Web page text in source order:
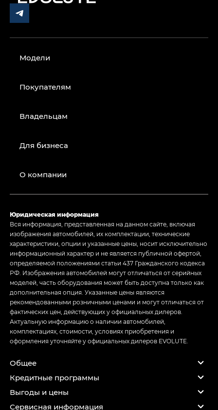
Модели
Покупателям
Владельцам
Для бизнеса
О компании
Юридическая информация
Вся информация, представленная на данном сайте, включая
изображения автомобилей, их комплектации, технические
характеристики, опции и указанные цены, носит исключительно
информационный характер и не является публичной офертой,
определяемой положениями статьи 437 Гражданского кодекса
РФ. Изображения автомобилей могут отличаться от серийных
моделей, часть оборудования может быть доступна только как
дополнительная опция. Указанные цены являются
рекомендованными розничными ценами и могут отличаться от
фактических цен, действующих у официальных дилеров.
Актуальную информацию о наличии автомобилей,
комплектациях, стоимости, условиях приобретения и
оформления уточняйте у официальных дилеров EVOLUTE.
Общее
Кредитные программы
Выгоды и цены
Сервисная информация